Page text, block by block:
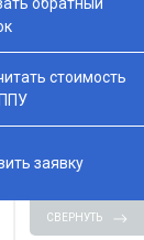
стоимость
заявку
СВЕРНУТЬ